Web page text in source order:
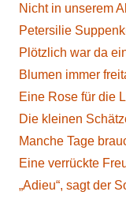
Nicht in unserem
Petersilie
Plötzlich war da
Blumen immer
Eine Rose für die
Die kleinen
Manche Tage
Eine verrückte
„Adieu“, sagt der